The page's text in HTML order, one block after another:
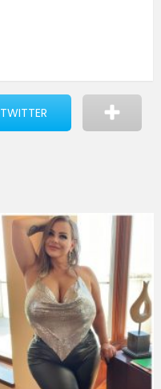
TWITTER